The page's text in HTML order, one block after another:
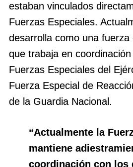
estaban vinculados
Fuerzas Especiales.
desarrolla como una fuerza
que trabaja en
Fuerzas Especiales del
Fuerza Especial de
de la Guardia Nacional.
“Actualmente la
mantiene
coordinación con los